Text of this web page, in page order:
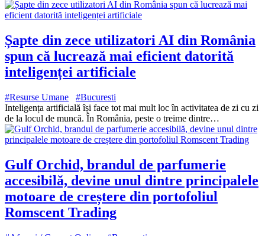
Șapte din zece utilizatori AI din România
spun că lucrează mai eficient datorită
inteligenței artificiale
#Resurse Umane
#Bucuresti
Inteligența artificială își face tot mai mult loc în activitatea de zi cu zi
de la locul de muncă. În România, peste o treime dintre…
Gulf Orchid, brandul de parfumerie
accesibilă, devine unul dintre principalele
motoare de creștere din portofoliul
Romscent Trading